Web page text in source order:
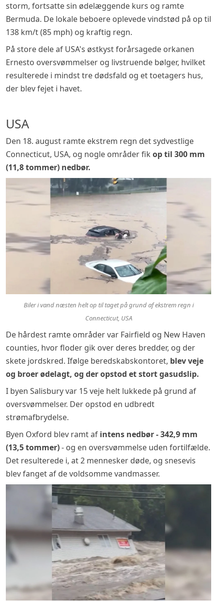
storm, fortsatte sin ødelæggende kurs og ramte
Bermuda. De lokale beboere oplevede vindstød på op til
138 km/t (85 mph) og kraftig regn.
På store dele af USA's østkyst forårsagede orkanen
Ernesto oversvømmelser og livstruende bølger, hvilket
resulterede i mindst tre dødsfald og et toetagers hus,
der blev fejet i havet.
USA
Den 18. august ramte ekstrem regn det sydvestlige
Connecticut, USA, og nogle områder fik op til 300 mm
(11,8 tommer) nedbør.
Biler i vand næsten helt op til taget på grund af ekstrem regn i
Connecticut, USA
De hårdest ramte områder var Fairfield og New Haven
counties, hvor floder gik over deres bredder, og der
skete jordskred. Ifølge beredskabskontoret, blev veje
og broer ødelagt, og der opstod et stort gasudslip.
I byen Salisbury var 15 veje helt lukkede på grund af
oversvømmelser. Der opstod en udbredt
strømafbrydelse.
Byen Oxford blev ramt af intens nedbør - 342,9 mm
(13,5 tommer)- og en oversvømmelse uden fortilfælde.
Det resulterede i, at 2 mennesker døde, og snesevis
blev fanget af de voldsomme vandmasser.